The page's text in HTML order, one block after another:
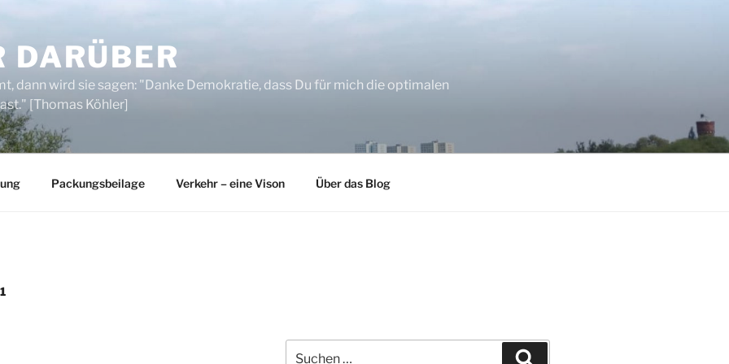
DARÜBER
dann wird sie sagen: "Danke Demokratie, dass Du für mich die optimalen
[Thomas Köhler]
Packungsbeilage Verkehr – eine Vison Über das Blog